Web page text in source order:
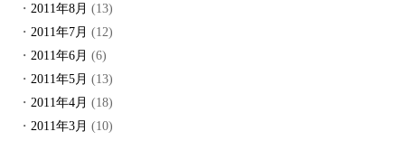
2011年8月 (13)
2011年7月 (12)
2011年6月 (6)
2011年5月 (13)
2011年4月 (18)
2011年3月 (10)